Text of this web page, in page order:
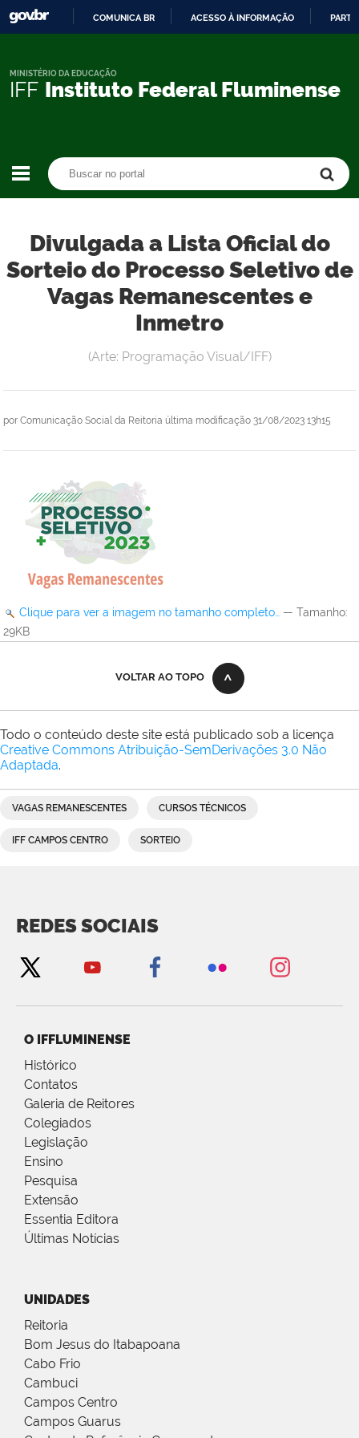
CONTEÚDO
COMUNICA BR ACESSO À INFORMAÇÃO
IFF Instituto Federal Fluminense
MINISTÉRIO DA EDUCAÇÃO
Divulgada a Lista Oficial do
Sorteio do Processo Seletivo de
Vagas Remanescentes e
Inmetro
por Comunicação Social da Reitoria última modificação 31/08/2023 13h15
(Arte: Programação Visual/IFF)
Clique para ver a imagem no tamanho completo… — Tamanho:
29KB
VOLTAR AO TOPO
Todo o conteúdo deste site está publicado sob a licença
Creative Commons Atribuição-SemDerivações 3.0 Não
Adaptada.
VAGAS REMANESCENTES CURSOS TÉCNICOS
IFF CAMPOS CENTRO SORTEIO
REDES SOCIAIS
O IFFLUMINENSE
Histórico
Contatos
Galeria de Reitores
Colegiados
Legislação
Ensino
Pesquisa
Extensão
Essentia Editora
Últimas Notícias
UNIDADES
Reitoria
Bom Jesus do Itabapoana
Cabo Frio
Cambuci
Campos Centro
Campos Guarus